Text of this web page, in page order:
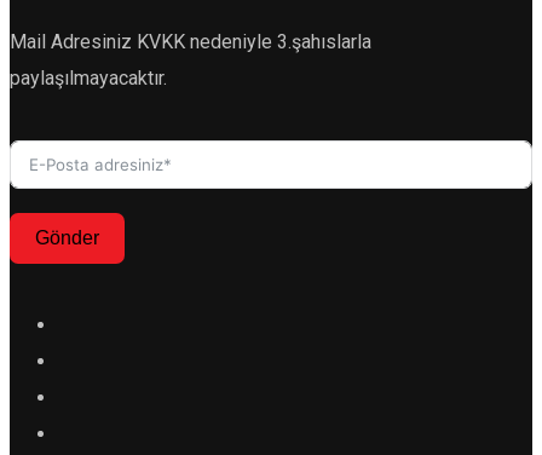
Mail Adresiniz KVKK nedeniyle 3.şahıslarla
paylaşılmayacaktır.
Gönder